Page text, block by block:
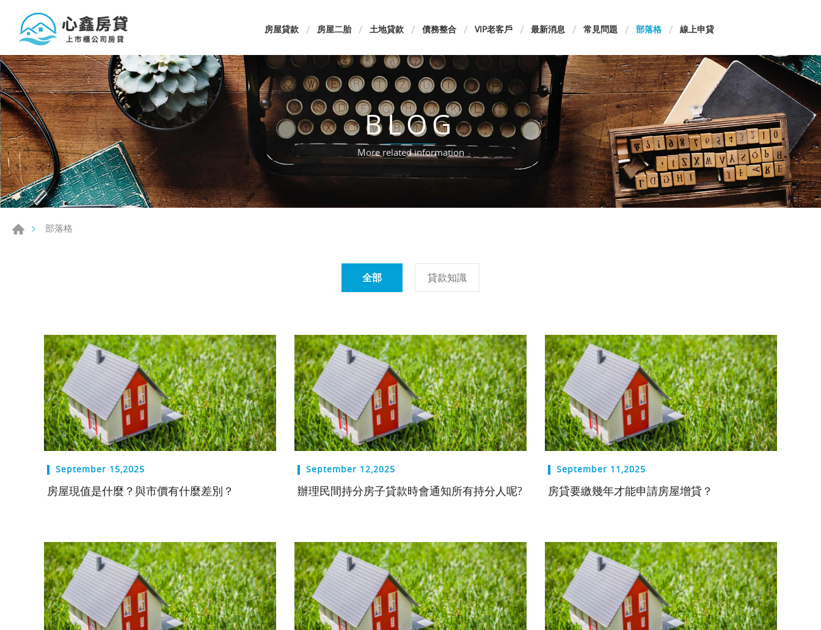
房屋貸款 房屋二胎 土地貸款 債務整合 VIP老客戶 最新消息 常見問題 部落格 線上申貸
BLOG
More related information
部落格
全部 貸款知識
September 15,2025
房屋現值是什麼？與市價有什麼差別？
September 12,2025
辦理民間持分房子貸款時會通知所有持分人呢?
September 11,2025
房貸要繳幾年才能申請房屋增貸？